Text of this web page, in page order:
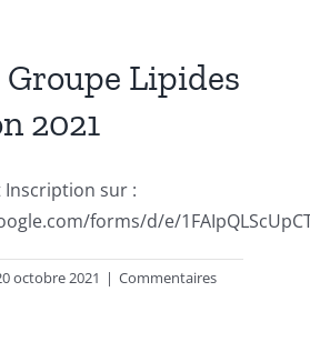
Lipides
2021
sur :
forms/d/e/
octobre 2021 | Commentaires